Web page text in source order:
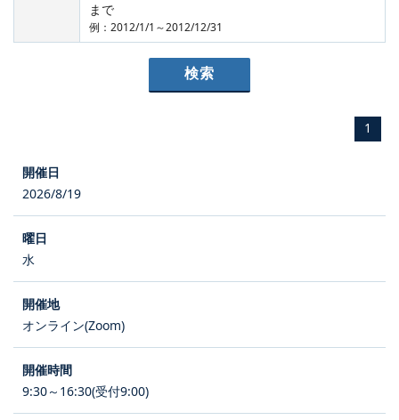
まで
例：2012/1/1～2012/12/31
1
2026/8/19
水
オンライン(Zoom)
9:30～16:30(受付9:00)